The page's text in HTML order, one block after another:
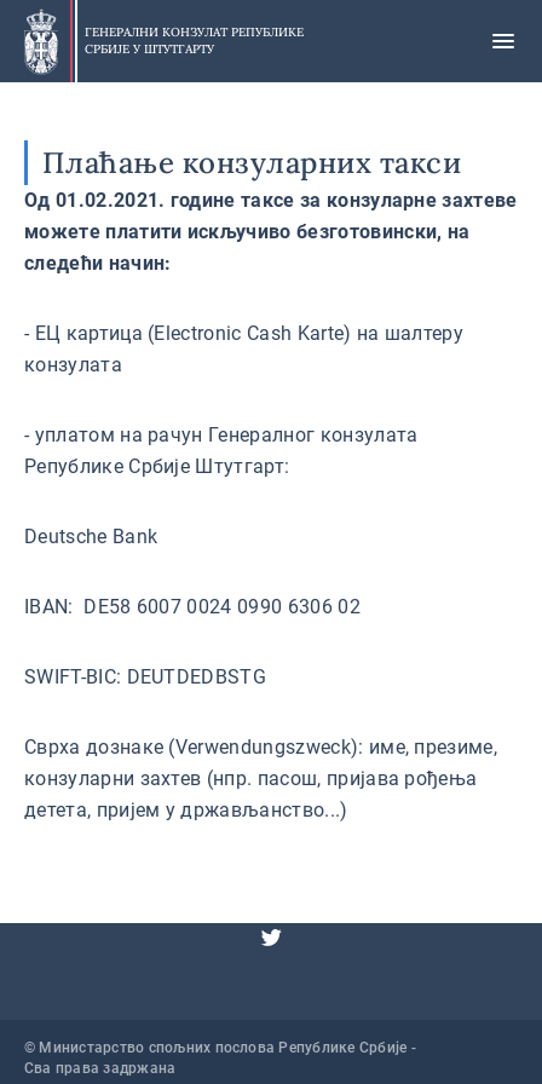
Прескочи
главни
део
ГЕНЕРАЛНИ КОНЗУЛАТ РЕПУБЛИКЕ
СРБИЈЕ У ШТУТГАРТУ
Плаћање конзуларних такси
Од 01.02.2021. године таксе за конзуларне захтеве
можете платити искључиво безготовински, на
следећи начин:
- ЕЦ картица (Electronic Cash Karte) на шалтеру
конзулата
- уплатом на рачун Генералног конзулата
Републике Србије Штутгарт:
Deutsche Bank
IBAN: DE58 6007 0024 0990 6306 02
SWIFT-BIC: DEUTDEDBSTG
Сврха дознаке (Verwendungszweck): име, презиме,
конзуларни захтев (нпр. пасош, пријава рођења
детета, пријем у држављанство...)
© Министарство спољних послова Републике Србије -
Сва права задржана